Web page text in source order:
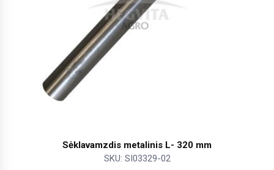
Sėklavamzdis metalinis L- 320 mm
SKU: SI03329-02